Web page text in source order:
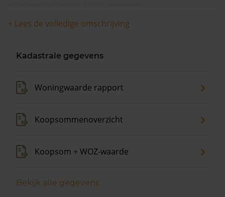
+ Lees de volledige omschrijving
Kadastrale gegevens
Woningwaarde rapport
Koopsommenoverzicht
Koopsom + WOZ-waarde
Bekijk alle gegevens